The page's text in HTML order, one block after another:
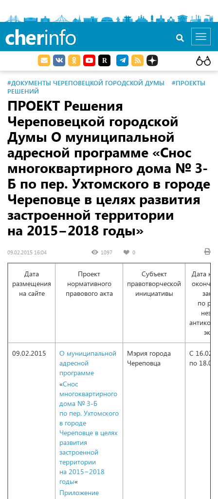
cherinfo
#ДОКУМЕНТЫ ЧЕРЕПОВЕЦКОЙ ГОРОДСКОЙ ДУМЫ
#ПРОЕКТЫ
РЕШЕНИЙ
ПРОЕКТ Решения
Череповецкой городской
Думы О муниципальной
адресной программе «Снос
многоквартирного дома № 3-
Б по пер. Ухтомского в городе
Череповце в целях развития
застроенной территории
на 2015−2018 годы»
09.02.2015 16:04 1097 0
Дата
размещения
на сайте
Проект
нормативного
правового акта
Субъект
правотворческой
инициативы
Дата
по
09.02.2015
О муниципальной
адресной
программе
«Снос
многоквартирного
дома № 3-Б
по пер. Ухтомского
в городе
Череповце в целях
развития
застроенной
территории
на 2015−2018
годы«
Приложение
Мэрия города
Череповца
С
по